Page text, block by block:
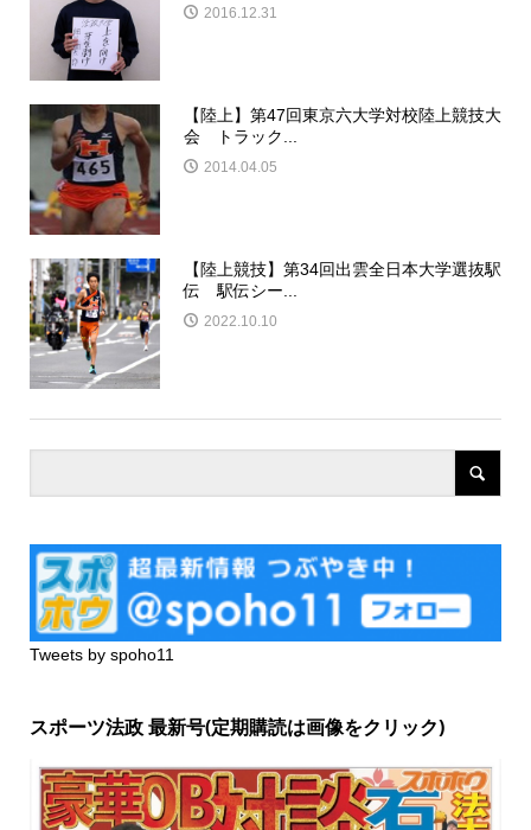
2016.12.31
【陸上】第47回東京六大学対校陸上競技大
会 トラック...
2014.04.05
【陸上競技】第34回出雲全日本大学選抜駅
伝 駅伝シー...
2022.10.10
Tweets by spoho11
スポーツ法政 最新号(定期購読は画像をクリック)